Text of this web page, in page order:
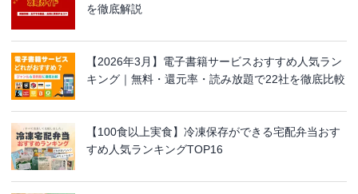
を徹底解説
【2026年3月】電子書籍サービスおすすめ人気ラン
キング｜無料・還元率・読み放題で22社を徹底比較
【100食以上実食】冷凍保存ができる宅配弁当おす
すめ人気ランキングTOP16